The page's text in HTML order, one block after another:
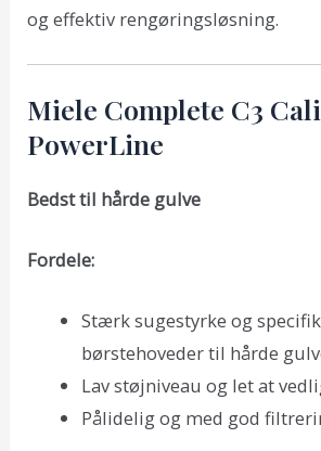
og effektiv rengøringsløsning.
Miele Complete C3
PowerLine
Bedst til hårde gulve
Fordele:
Stærk sugestyrke og
børstehoveder til hårde
Lav støjniveau og let at
Pålidelig og med god